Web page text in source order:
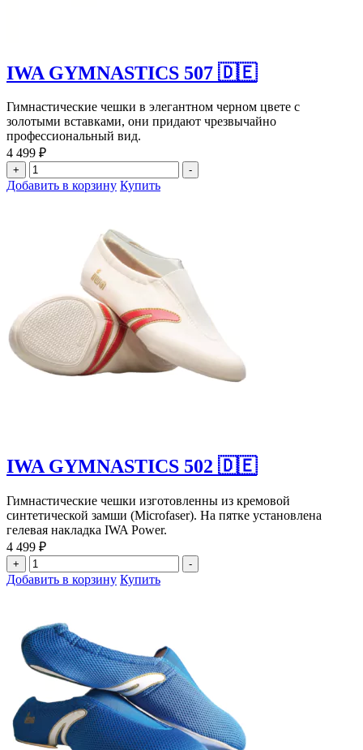
IWA GYMNASTICS 507 🇩🇪
Гимнастические чешки в элегантном черном цвете с
золотыми вставками, они придают чрезвычайно
профессиональный вид.
4 499 ₽
+
Количество
товара
-
Добавить в корзину Этот
несколько
вариаций.
Опции
можно
выбрать
странице
товара.
Купить
IWA GYMNASTICS 502 🇩🇪
Гимнастические чешки изготовленны из кремовой
синтетической замши (Microfaser). На пятке установлена
гелевая накладка IWA Power.
4 499 ₽
+
Количество
товара
🇩🇪
-
Добавить в корзину Купить